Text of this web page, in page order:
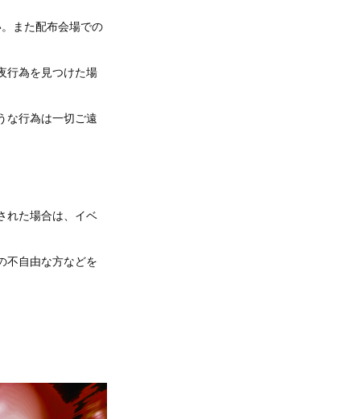
また配布会場での
行為を見つけた場
な行為は一切ご遠
れた場合は、イベ
不自由な方などを